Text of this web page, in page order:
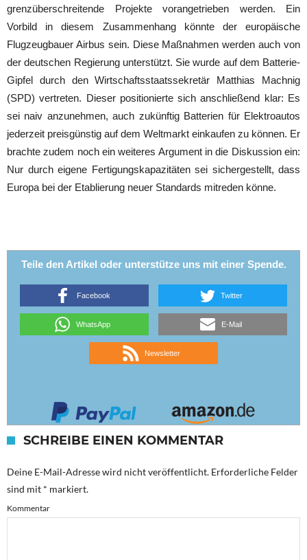
grenzüberschreitende Projekte vorangetrieben werden. Ein
Vorbild in diesem Zusammenhang könnte der europäische
Flugzeugbauer Airbus sein. Diese Maßnahmen werden auch von
der deutschen Regierung unterstützt. Sie wurde auf dem Batterie-
Gipfel durch den Wirtschaftsstaatssekretär Matthias Machnig
(SPD) vertreten. Dieser positionierte sich anschließend klar: Es
sei naiv anzunehmen, auch zukünftig Batterien für Elektroautos
jederzeit preisgünstig auf dem Weltmarkt einkaufen zu können. Er
brachte zudem noch ein weiteres Argument in die Diskussion ein:
Nur durch eigene Fertigungskapazitäten sei sichergestellt, dass
Europa bei der Etablierung neuer Standards mitreden könne.
Teile den Artikel oder unterstütze uns mit einer Spende.
Facebook Twitter
WhatsApp E-Mail
Newsletter
SCHREIBE EINEN KOMMENTAR
Deine E-Mail-Adresse wird nicht veröffentlicht. Erforderliche Felder
sind mit * markiert.
Kommentar